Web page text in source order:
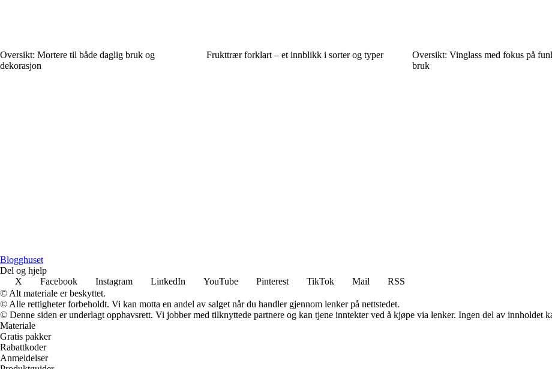
Oversikt: Mortere til både daglig bruk og
dekorasjon
Frukttrær forklart – et innblikk i sorter og typer
Oversikt: Vinglass med fokus på
bruk
Blogghuset
Del og hjelp
X
Facebook Instagram LinkedIn YouTube Pinterest TikTok Mail
RSS
© Alt materiale er beskyttet.
© Alle rettigheter forbeholdt. Vi kan motta en andel av salget når du handler gjennom lenker på nettstedet.
© Denne siden er underlagt opphavsrett. Vi jobber med tilknyttede partnere og kan tjene inntekter ved å kjøpe via lenker. Ingen del av innholdet
Materiale
Gratis pakker
Rabattkoder
Anmeldelser